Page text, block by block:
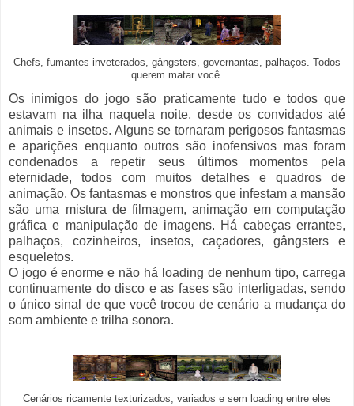
Chefs, fumantes inveterados, gângsters, governantas, palhaços. Todos
querem matar você.
Os inimigos do jogo são praticamente tudo e todos que
estavam na ilha naquela noite, desde os convidados até
animais e insetos. Alguns se tornaram perigosos fantasmas
e aparições enquanto outros são inofensivos mas foram
condenados a repetir seus últimos momentos pela
eternidade, todos com muitos detalhes e quadros de
animação. Os fantasmas e monstros que infestam a mansão
são uma mistura de filmagem, animação em computação
gráfica e manipulação de imagens. Há cabeças errantes,
palhaços, cozinheiros, insetos, caçadores, gângsters e
esqueletos.
O jogo é enorme e não há loading de nenhum tipo, carrega
continuamente do disco e as fases são interligadas, sendo
o único sinal de que você trocou de cenário a mudança do
som ambiente e trilha sonora.
Cenários ricamente texturizados, variados e sem loading entre eles